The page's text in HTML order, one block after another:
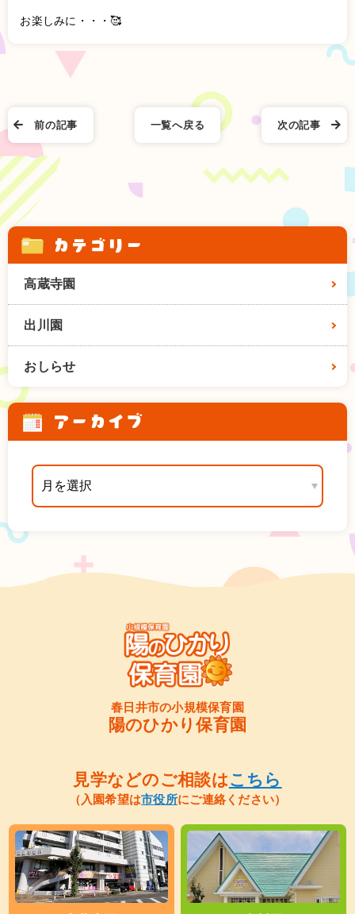
お楽しみに・・・🥰
次の記事
一覧へ戻る
前の記事
カテゴリー
高蔵寺園
出川園
おしらせ
アーカイブ
春日井市の小規模保育園
陽のひかり保育園
見学などのご相談はこちら
（入園希望は市役所にご連絡ください）